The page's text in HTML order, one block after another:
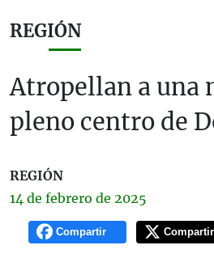
REGIÓN
Atropellan a una
pleno centro de
REGIÓN
14 de febrero de 2025
Compartir Compartir